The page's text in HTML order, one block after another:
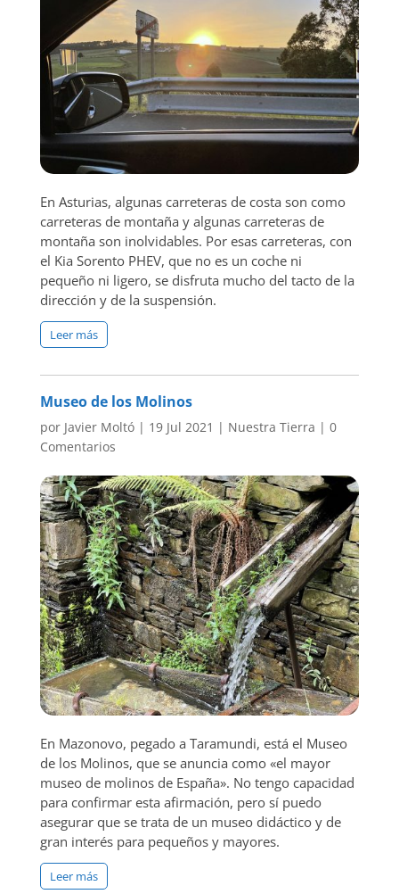
En Asturias, algunas carreteras de costa son como
carreteras de montaña y algunas carreteras de
montaña son inolvidables. Por esas carreteras, con
el Kia Sorento PHEV, que no es un coche ni
pequeño ni ligero, se disfruta mucho del tacto de la
dirección y de la suspensión.
Leer más
Museo de los Molinos
por Javier Moltó| 19 Jul 2021 | Nuestra Tierra | 0
Comentarios
En Mazonovo, pegado a Taramundi, está el Museo
de los Molinos, que se anuncia como «el mayor
museo de molinos de España». No tengo capacidad
para confirmar esta afirmación, pero sí puedo
asegurar que se trata de un museo didáctico y de
gran interés para pequeños y mayores.
Leer más